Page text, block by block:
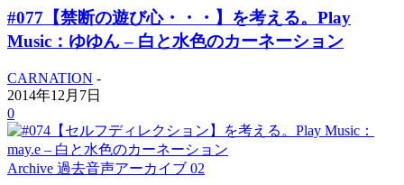
#077【禁断の遊び心・・・】を考える。Play
Music：ゆゆん – 白と水色のカーネーション
CARNATION -
2014年12月7日
0
Archive 過去音声アーカイブ 02